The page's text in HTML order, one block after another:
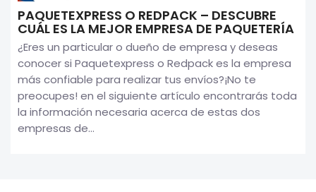
PAQUETEXPRESS O REDPACK – DESCUBRE
CUÁL ES LA MEJOR EMPRESA DE PAQUETERÍA
¿Eres un particular o dueño de empresa y deseas
conocer si Paquetexpress o Redpack es la empresa
más confiable para realizar tus envíos?¡No te
preocupes! en el siguiente artículo encontrarás toda
la información necesaria acerca de estas dos
empresas de...